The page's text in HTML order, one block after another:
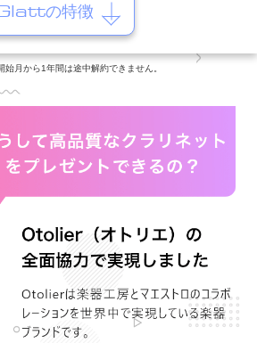
の特徴
月から1年間は途中解約できません。